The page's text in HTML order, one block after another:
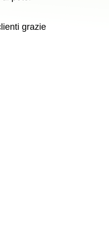
grazie